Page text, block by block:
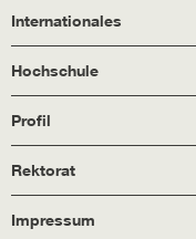
Internationales
Hochschule
Profil
Rektorat
Impressum